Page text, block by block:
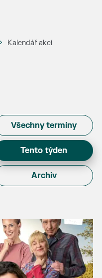
Kalendář akcí
Všechny termíny
Tento týden
Archiv